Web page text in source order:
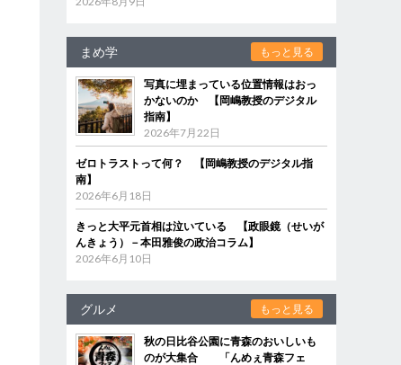
まめ学 もっと見る
写真に埋まっている位置情報はおっ
かないのか 【岡嶋教授のデジタル
指南】
2026年7月22日
ゼロトラストって何？ 【岡嶋教授のデジタル指
南】
2026年6月18日
きっと大平元首相は泣いている 【政眼鏡（せいが
んきょう）－本田雅俊の政治コラム】
2026年6月10日
グルメ もっと見る
秋の日比谷公園に青森のおいしいも
のが大集合 「んめぇ青森フェ